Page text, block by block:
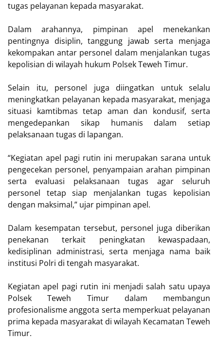
tugas pelayanan kepada masyarakat.
Dalam arahannya, pimpinan apel menekankan
pentingnya disiplin, tanggung jawab serta menjaga
kekompakan antar personel dalam menjalankan tugas
kepolisian di wilayah hukum Polsek Teweh Timur.
Selain itu, personel juga diingatkan untuk selalu
meningkatkan pelayanan kepada masyarakat, menjaga
situasi kamtibmas tetap aman dan kondusif, serta
mengedepankan sikap humanis dalam setiap
pelaksanaan tugas di lapangan.
“Kegiatan apel pagi rutin ini merupakan sarana untuk
pengecekan personel, penyampaian arahan pimpinan
serta evaluasi pelaksanaan tugas agar seluruh
personel tetap siap menjalankan tugas kepolisian
dengan maksimal,” ujar pimpinan apel.
Dalam kesempatan tersebut, personel juga diberikan
penekanan terkait peningkatan kewaspadaan,
kedisiplinan administrasi, serta menjaga nama baik
institusi Polri di tengah masyarakat.
Kegiatan apel pagi rutin ini menjadi salah satu upaya
Polsek Teweh Timur dalam membangun
profesionalisme anggota serta memperkuat pelayanan
prima kepada masyarakat di wilayah Kecamatan Teweh
Timur.